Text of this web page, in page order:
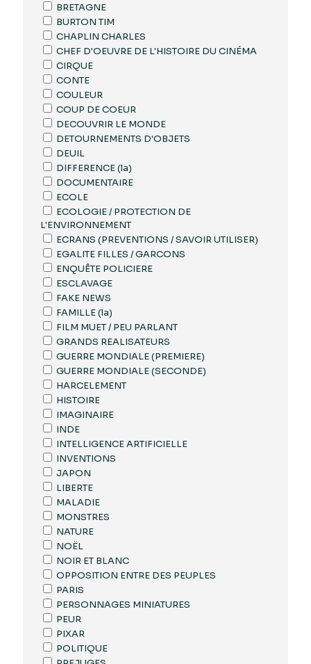
BRETAGNE
BURTON TIM
CHAPLIN CHARLES
CHEF D'OEUVRE DE L'HISTOIRE DU CINÉMA
CIRQUE
CONTE
COULEUR
COUP DE COEUR
DECOUVRIR LE MONDE
DETOURNEMENTS D'OBJETS
DEUIL
DIFFERENCE (la)
DOCUMENTAIRE
ECOLE
ECOLOGIE / PROTECTION DE
L'ENVIRONNEMENT
ECRANS (PREVENTIONS / SAVOIR UTILISER)
EGALITE FILLES / GARCONS
ENQUÊTE POLICIERE
ESCLAVAGE
FAKE NEWS
FAMILLE (la)
FILM MUET / PEU PARLANT
GRANDS REALISATEURS
GUERRE MONDIALE (PREMIERE)
GUERRE MONDIALE (SECONDE)
HARCELEMENT
HISTOIRE
IMAGINAIRE
INDE
INTELLIGENCE ARTIFICIELLE
INVENTIONS
JAPON
LIBERTE
MALADIE
MONSTRES
NATURE
NOËL
NOIR ET BLANC
OPPOSITION ENTRE DES PEUPLES
PARIS
PERSONNAGES MINIATURES
PEUR
PIXAR
POLITIQUE